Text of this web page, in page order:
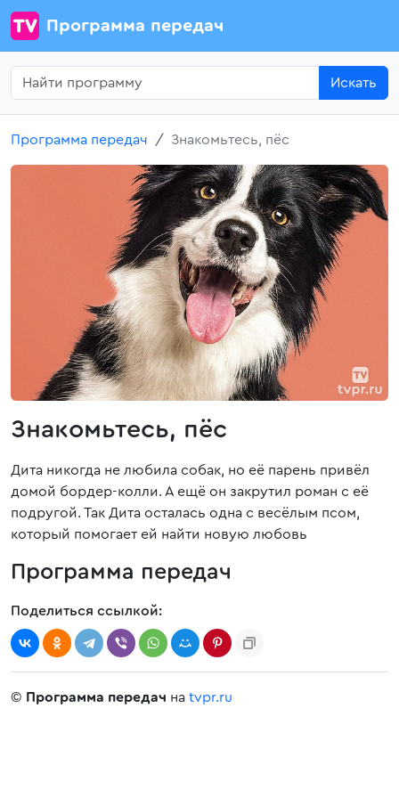
Программа передач
Искать
Программа передач Знакомьтесь, пёс
Знакомьтесь, пёс
Дита никогда не любила собак, но её парень привёл
домой бордер-колли. А ещё он закрутил роман с её
подругой. Так Дита осталась одна с весёлым псом,
который помогает ей найти новую любовь
Программа передач
Поделиться ссылкой:
© Программа передач на tvpr.ru